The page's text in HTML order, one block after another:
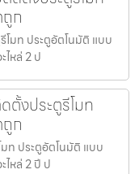
ก
มท ประตูอัตโนมัติ แบบ
ไหล่ 2 ป
ตั้งประตูรีโมท
ก
ท ประตูอัตโนมัติ แบบ
ไหล่ 2 ปี ป